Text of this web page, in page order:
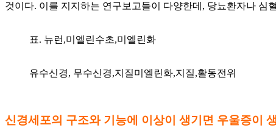
것이다. 이를 지지하는 연구보고들이 다양한데, 당뇨환자나 심
표. 뉴런,미엘린수초,미엘린화
유수신경, 무수신경,지질미엘린화,지질,활동전위
신경세포의 구조와 기능에 이상이 생기면 우울증이